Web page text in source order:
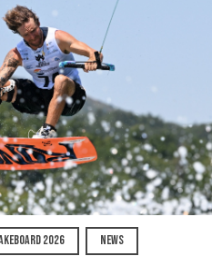
2026 NEWS